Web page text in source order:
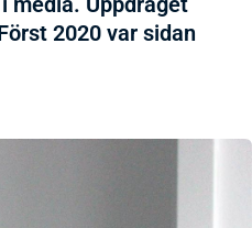
2020 var sidan